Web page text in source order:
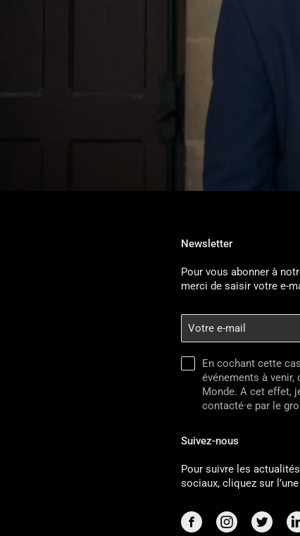
Newsletter
Pour vous abonner à
merci de saisir votre e-
En cochant cette
événements à venir,
Monde. A cet effet,
contacté·e par le
Suivez-nous
Pour suivre les
sociaux, cliquez sur